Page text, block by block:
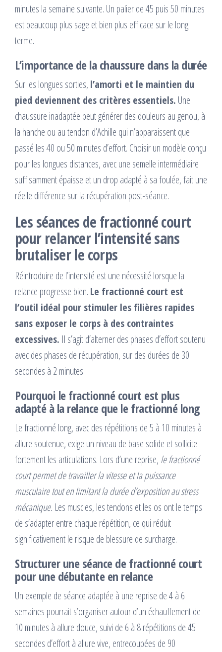
minutes la semaine suivante. Un palier de 45 puis 50 minutes
est beaucoup plus sage et bien plus efficace sur le long
terme.
L’importance de la chaussure dans la durée
Sur les longues sorties, l’amorti et le maintien du
pied deviennent des critères essentiels. Une
chaussure inadaptée peut générer des douleurs au genou, à
la hanche ou au tendon d’Achille qui n’apparaissent que
passé les 40 ou 50 minutes d’effort. Choisir un modèle conçu
pour les longues distances, avec une semelle intermédiaire
suffisamment épaisse et un drop adapté à sa foulée, fait une
réelle différence sur la récupération post-séance.
Les séances de fractionné court
pour relancer l’intensité sans
brutaliser le corps
Réintroduire de l’intensité est une nécessité lorsque la
relance progresse bien. Le fractionné court est
l’outil idéal pour stimuler les filières rapides
sans exposer le corps à des contraintes
excessives. Il s’agit d’alterner des phases d’effort soutenu
avec des phases de récupération, sur des durées de 30
secondes à 2 minutes.
Pourquoi le fractionné court est plus
adapté à la relance que le fractionné long
Le fractionné long, avec des répétitions de 5 à 10 minutes à
allure soutenue, exige un niveau de base solide et sollicite
fortement les articulations. Lors d’une reprise, le fractionné
court permet de travailler la vitesse et la puissance
musculaire tout en limitant la durée d’exposition au stress
mécanique. Les muscles, les tendons et les os ont le temps
de s’adapter entre chaque répétition, ce qui réduit
significativement le risque de blessure de surcharge.
Structurer une séance de fractionné court
pour une débutante en relance
Un exemple de séance adaptée à une reprise de 4 à 6
semaines pourrait s’organiser autour d’un échauffement de
10 minutes à allure douce, suivi de 6 à 8 répétitions de 45
secondes d’effort à allure vive, entrecoupées de 90